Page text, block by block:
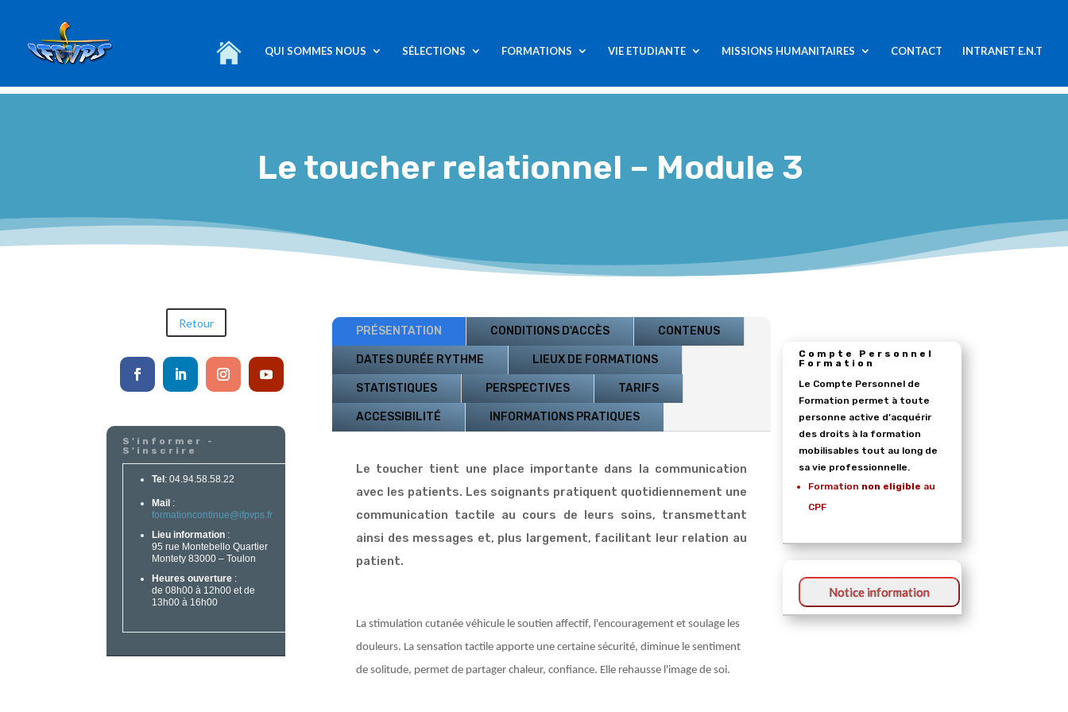
QUI SOMMES NOUS SÉLECTIONS FORMATIONS VIE ETUDIANTE MISSIONS HUMANITAIRES CONTACT INTRANET E.N.T
Le toucher relationnel – Module 3
Le toucher relationnel – Module 3
Retour
S'informer -
S'inscrire
Tel: 04.94.58.58.22
Mail :
formationcontinue@ifpvps.fr
Lieu information :
95 rue Montebello Quartier
Montety 83000 – Toulon
Heures ouverture :
de 08h00 à 12h00 et de
13h00 à 16h00
PRÉSENTATION CONDITIONS D'ACCÈS CONTENUS
DATES DURÉE RYTHME LIEUX DE FORMATIONS
STATISTIQUES PERSPECTIVES TARIFS
ACCESSIBILITÉ INFORMATIONS PRATIQUES
Le toucher tient une place importante dans la communication
avec les patients. Les soignants pratiquent quotidiennement une
communication tactile au cours de leurs soins, transmettant
ainsi des messages et, plus largement, facilitant leur relation au
patient.
La stimulation cutanée véhicule le soutien affectif, l'encouragement et soulage les
douleurs. La sensation tactile apporte une certaine sécurité, diminue le sentiment
de solitude, permet de partager chaleur, confiance. Elle rehausse l'image de soi.
Compte Personnel
Formation
Le Compte Personnel de
Formation permet à toute
personne active d’acquérir
des droits à la formation
mobilisables tout au long de
sa vie professionnelle.
Formation non eligible au
CPF